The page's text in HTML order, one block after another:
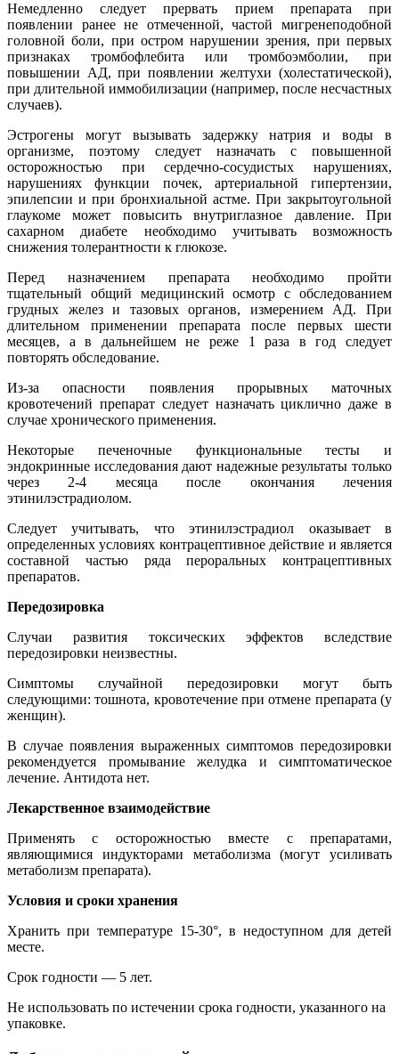
Немедленно следует прервать прием препарата при
появлении ранее не отмеченной, частой мигренеподобной
головной боли, при остром нарушении зрения, при первых
признаках тромбофлебита или тромбоэмболии, при
повышении АД, при появлении желтухи (холестатической),
при длительной иммобилизации (например, после несчастных
случаев).
Эстрогены могут вызывать задержку натрия и воды в
организме, поэтому следует назначать с повышенной
осторожностью при сердечно-сосудистых нарушениях,
нарушениях функции почек, артериальной гипертензии,
эпилепсии и при бронхиальной астме. При закрытоугольной
глаукоме может повысить внутриглазное давление. При
сахарном диабете необходимо учитывать возможность
снижения толерантности к глюкозе.
Перед назначением препарата необходимо пройти
тщательный общий медицинский осмотр с обследованием
грудных желез и тазовых органов, измерением АД. При
длительном применении препарата после первых шести
месяцев, а в дальнейшем не реже 1 раза в год следует
повторять обследование.
Из-за опасности появления прорывных маточных
кровотечений препарат следует назначать циклично даже в
случае хронического применения.
Некоторые печеночные функциональные тесты и
эндокринные исследования дают надежные результаты только
через 2-4 месяца после окончания лечения
этинилэстрадиолом.
Следует учитывать, что этинилэстрадиол оказывает в
определенных условиях контрацептивное действие и является
составной частью ряда пероральных контрацептивных
препаратов.
Передозировка
Случаи развития токсических эффектов вследствие
передозировки неизвестны.
Симптомы случайной передозировки могут быть
следующими: тошнота, кровотечение при отмене препарата (у
женщин).
В случае появления выраженных симптомов передозировки
рекомендуется промывание желудка и симптоматическое
лечение. Антидота нет.
Лекарственное взаимодействие
Применять с осторожностью вместе с препаратами,
являющимися индукторами метаболизма (могут усиливать
метаболизм препарата).
Условия и сроки хранения
Хранить при температуре 15-30°, в недоступном для детей
месте.
Срок годности — 5 лет.
Не использовать по истечении срока годности, указанного на
упаковке.